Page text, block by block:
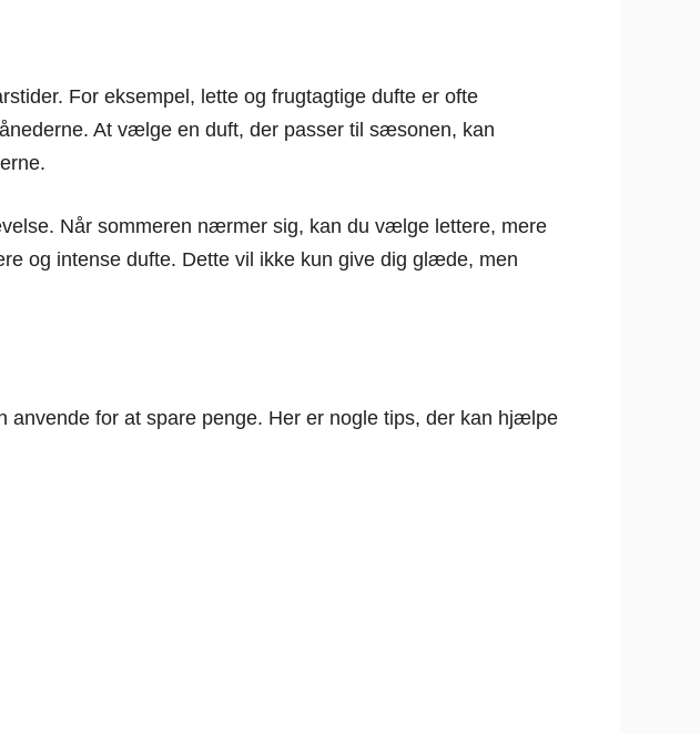
For eksempel, lette og frugtagtige dufte er ofte
At vælge en duft, der passer til sæsonen, kan
Når sommeren nærmer sig, kan du vælge lettere, mere
og intense dufte. Dette vil ikke kun give dig glæde, men
anvende for at spare penge. Her er nogle tips, der kan hjælpe